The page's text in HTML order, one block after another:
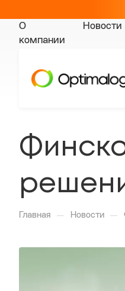
О
компании
Новости
Главная — Новости —